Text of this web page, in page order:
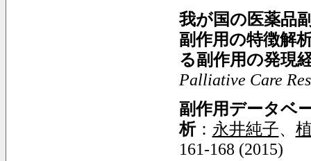
我が国の医薬品
副作用の特徴解
る副作用の発現
Palliative Care
副作用データベ
析： 永井純子、
161-168 (2015)